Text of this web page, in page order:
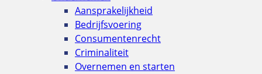
Aansprakelijkheid
Bedrijfsvoering
Consumentenrecht
Criminaliteit
Overnemen en starten